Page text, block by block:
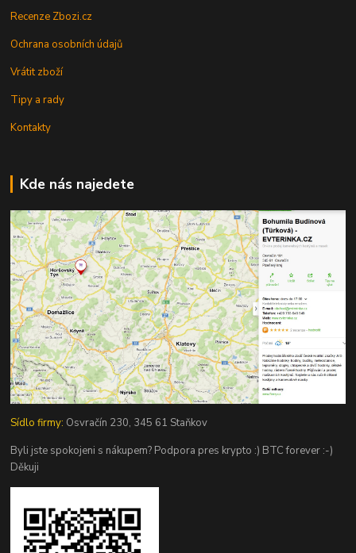
Recenze Zbozi.cz
Ochrana osobních údajů
Vrátit zboží
Tipy a rady
Kontakty
Kde nás najedete
Sídlo firmy: Osvračín 230, 345 61 Staňkov
Byli jste spokojeni s nákupem? Podpora pres krypto :) BTC forever :-)
Děkuji